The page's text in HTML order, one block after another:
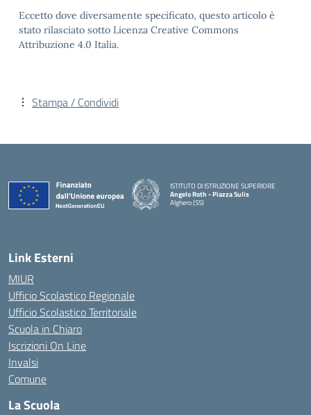
Eccetto dove diversamente specificato, questo articolo è
stato rilasciato sotto Licenza Creative Commons
Attribuzione 4.0 Italia.
Stampa / Condividi
ISTITUTO DI ISTRUZIONE SUPERIORE
Angelo Roth - Piazza Sulis
Alghero (SS)
— Visita la pagina iniziale della scuola
Link Esterni
MIUR
Ufficio Scolastico Regionale
Ufficio Scolastico Territoriale
Scuola in Chiaro
Iscrizioni On Line
Invalsi
Comune
La Scuola